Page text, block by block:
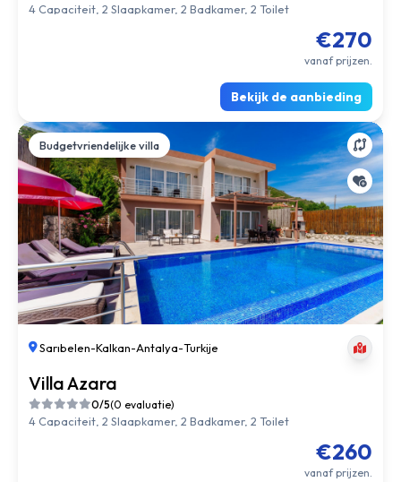
4 Capaciteit, 2 Slaapkamer, 2 Badkamer, 2 Toilet
€270
vanaf prijzen.
Bekijk de aanbieding
Budgetvriendelijke villa
Sarıbelen-Kalkan-Antalya-Turkije
Villa Azara
0/5(0 evaluatie)
4 Capaciteit, 2 Slaapkamer, 2 Badkamer, 2 Toilet
€260
vanaf prijzen.